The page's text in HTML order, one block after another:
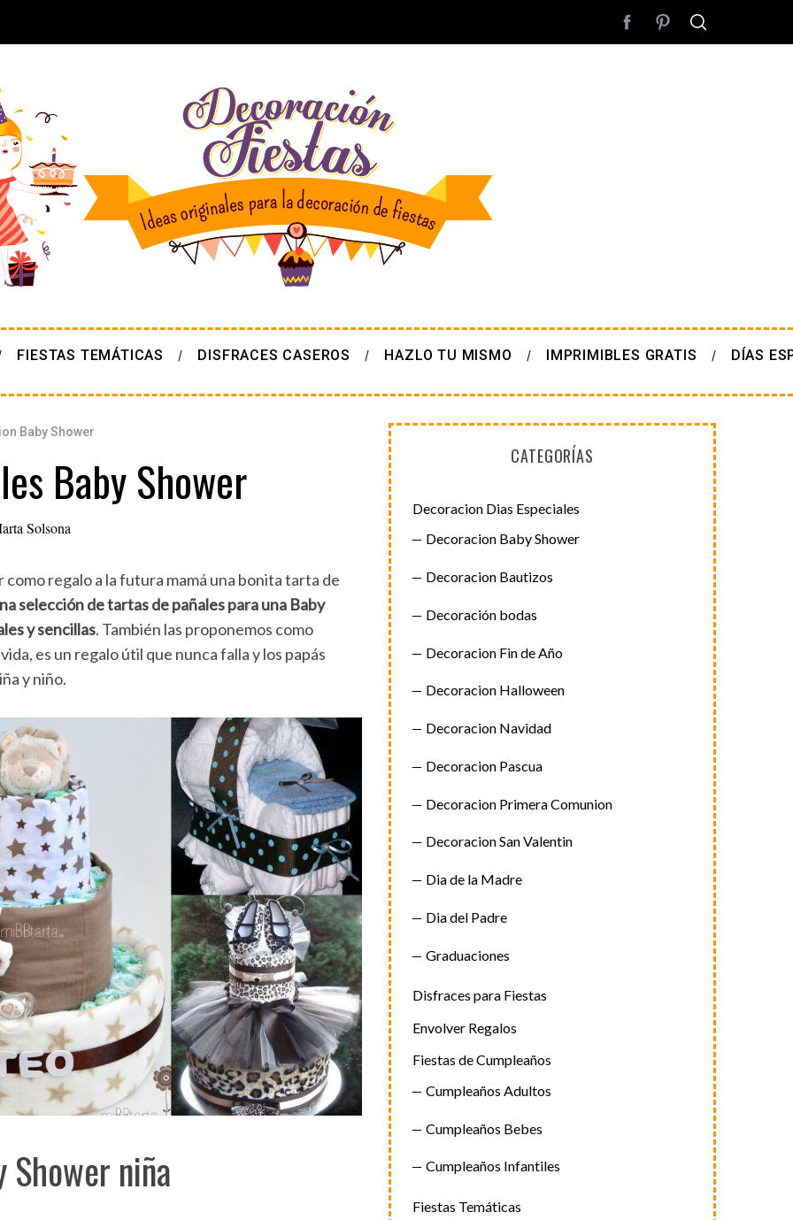
FIESTAS TEMÁTICAS DISFRACES CASEROS HAZLO TU MISMO IMPRIMIBLES GRATIS DÍAS
Baby Shower
Baby Shower
Solsona
regalo a la futura mamá una bonita tarta de
selección de tartas de pañales para una Baby
y sencillas. También las proponemos como
es un regalo útil que nunca falla y los papás
y niño.
Shower niña
CATEGORÍAS
Decoracion Dias Especiales
Decoracion Baby Shower
Decoracion Bautizos
Decoración bodas
Decoracion Fin de Año
Decoracion Halloween
Decoracion Navidad
Decoracion Pascua
Decoracion Primera Comunion
Decoracion San Valentin
Dia de la Madre
Dia del Padre
Graduaciones
Disfraces para Fiestas
Envolver Regalos
Fiestas de Cumpleaños
Cumpleaños Adultos
Cumpleaños Bebes
Cumpleaños Infantiles
Fiestas Temáticas